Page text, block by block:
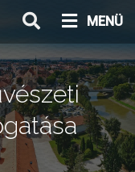
MENÜ